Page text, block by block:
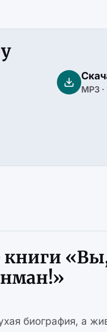
MP3
биография, а